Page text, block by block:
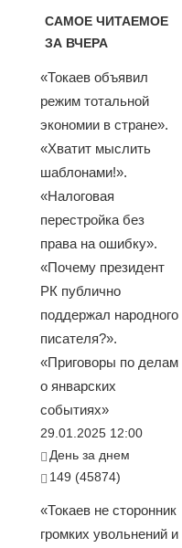
САМОЕ ЧИТАЕМОЕ
ЗА ВЧЕРА
«Токаев объявил
режим тотальной
экономии в стране».
«Хватит мыслить
шаблонами!».
«Налоговая
перестройка без
права на ошибку».
«Почему президент
РК публично
поддержал народного
писателя?».
«Приговоры по делам
о январских
событиях»
29.01.2025 12:00
День за днем
149 (45874)
«Токаев не сторонник
громких увольнений и